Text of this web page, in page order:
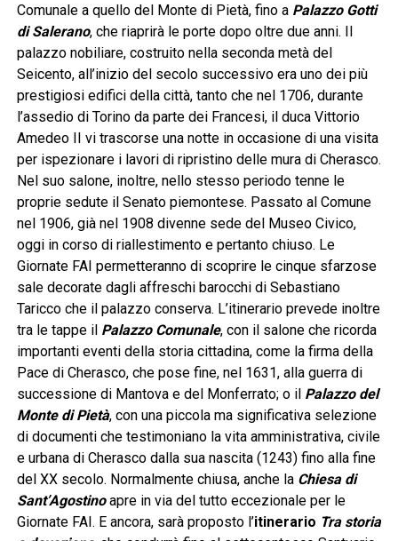
Comunale a quello del Monte di Pietà, fino a Palazzo Gotti
di Salerano, che riaprirà le porte dopo oltre due anni. Il
palazzo nobiliare, costruito nella seconda metà del
Seicento, all’inizio del secolo successivo era uno dei più
prestigiosi edifici della città, tanto che nel 1706, durante
l’assedio di Torino da parte dei Francesi, il duca Vittorio
Amedeo II vi trascorse una notte in occasione di una visita
per ispezionare i lavori di ripristino delle mura di Cherasco.
Nel suo salone, inoltre, nello stesso periodo tenne le
proprie sedute il Senato piemontese. Passato al Comune
nel 1906, già nel 1908 divenne sede del Museo Civico,
oggi in corso di riallestimento e pertanto chiuso. Le
Giornate FAI permetteranno di scoprire le cinque sfarzose
sale decorate dagli affreschi barocchi di Sebastiano
Taricco che il palazzo conserva. L’itinerario prevede inoltre
tra le tappe il Palazzo Comunale, con il salone che ricorda
importanti eventi della storia cittadina, come la firma della
Pace di Cherasco, che pose fine, nel 1631, alla guerra di
successione di Mantova e del Monferrato; o il Palazzo del
Monte di Pietà, con una piccola ma significativa selezione
di documenti che testimoniano la vita amministrativa, civile
e urbana di Cherasco dalla sua nascita (1243) fino alla fine
del XX secolo. Normalmente chiusa, anche la Chiesa di
Sant’Agostinoapre in via del tutto eccezionale per le
Giornate FAI. E ancora, sarà proposto l’itinerario Tra storia